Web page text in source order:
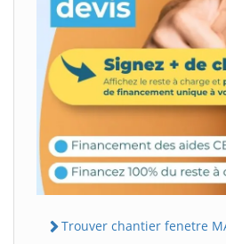
Trouver chantier fenetre